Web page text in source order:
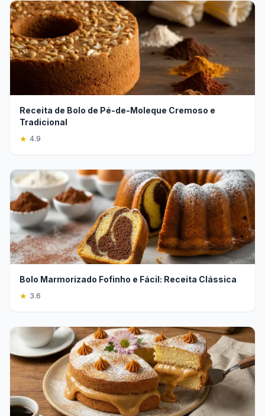
Receita de Bolo de Pé-de-Moleque Cremoso e
Tradicional
★ 4.9
Bolo Marmorizado Fofinho e Fácil: Receita Clássica
★ 3.6